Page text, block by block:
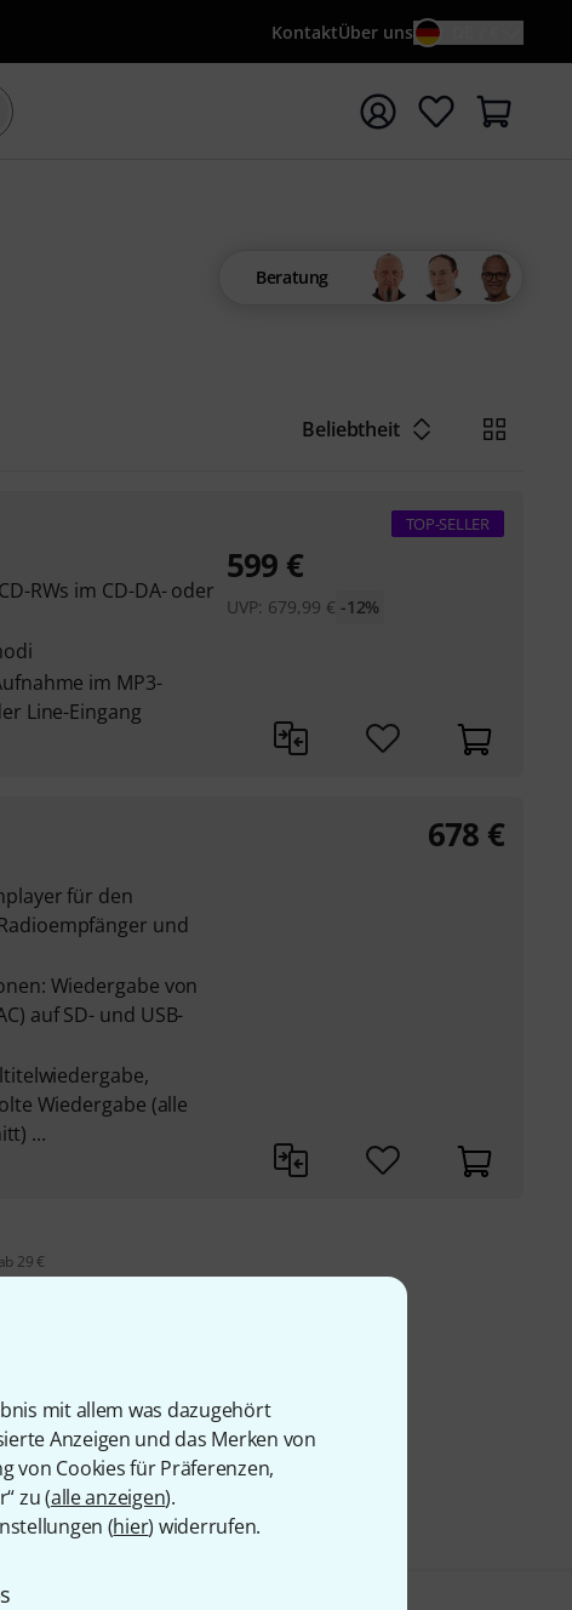
mit allem was dazugehört
Anzeigen und das Merken von
von Cookies für Präferenzen,
zu (alle anzeigen).
(hier) widerrufen.
KontaktÜber uns
mit Suchwort {searchTerm} starten
Beratung
Beliebtheit
RWs im CD-DA- oder
im MP3-
Line-Eingang
TOP-SELLER
599 €
UVP: 679,99 € -12%
für den
und
Wiedergabe von
auf SD- und USB-
Wiedergabe (alle
...
678 €
29 €